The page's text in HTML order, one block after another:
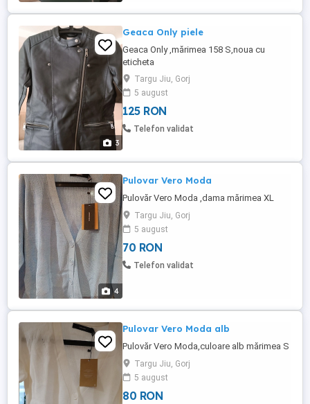
3
Geaca Only piele
Geaca Only ,mărimea 158 S,noua cu
eticheta
Targu Jiu, Gorj
5 august
125 RON
Telefon validat
4
Pulovar Vero Moda
Pulovăr Vero Moda ,dama mărimea XL
Targu Jiu, Gorj
5 august
70 RON
Telefon validat
Pulovar Vero Moda alb
Pulovăr Vero Moda,culoare alb mărimea S
Targu Jiu, Gorj
5 august
80 RON